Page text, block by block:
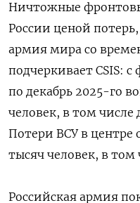
Ничтожные
России ценой
армия мира со
подчеркивает CSIS: с
по декабрь 2025-го
человек, в том
Потери ВСУ в
тысяч человек, в том
Российская армия